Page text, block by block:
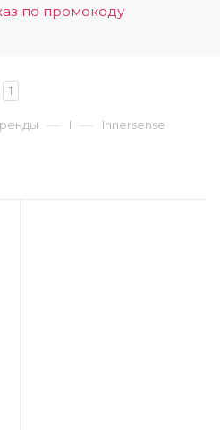
по промокоду
1
— I — Innersense